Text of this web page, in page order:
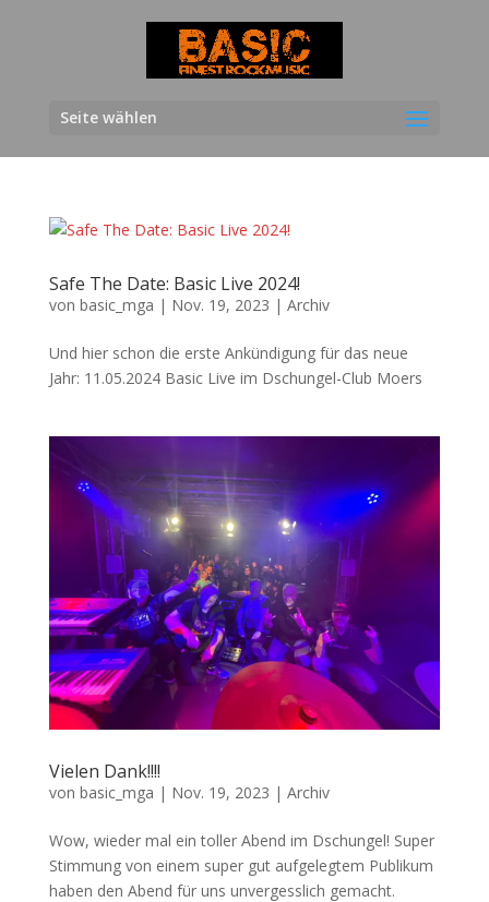
Seite wählen
Safe The Date: Basic Live 2024!
von basic_mga | Nov. 19, 2023 | Archiv
Und hier schon die erste Ankündigung für das neue
Jahr: 11.05.2024 Basic Live im Dschungel-Club Moers
Vielen Dank!!!!
von basic_mga | Nov. 19, 2023 | Archiv
Wow, wieder mal ein toller Abend im Dschungel! Super
Stimmung von einem super gut aufgelegtem Publikum
haben den Abend für uns unvergesslich gemacht.